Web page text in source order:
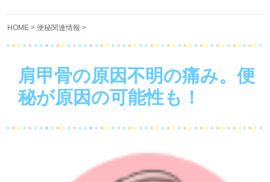
HOME > 便秘関連情報 >
肩甲骨の原因不明の痛み。便
秘が原因の可能性も！